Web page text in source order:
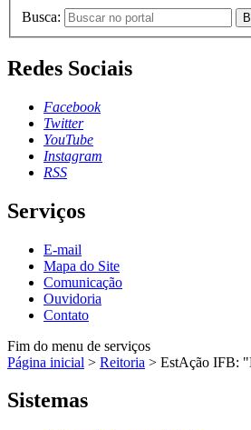
Busca:
Redes Sociais
Facebook
Twitter
YouTube
Instagram
RSS
Serviços
E-mail
Mapa do Site
Comunicação
Ouvidoria
Contato
Fim do menu de serviços
Página inicial > Reitoria > EstAção IFB:
Sistemas